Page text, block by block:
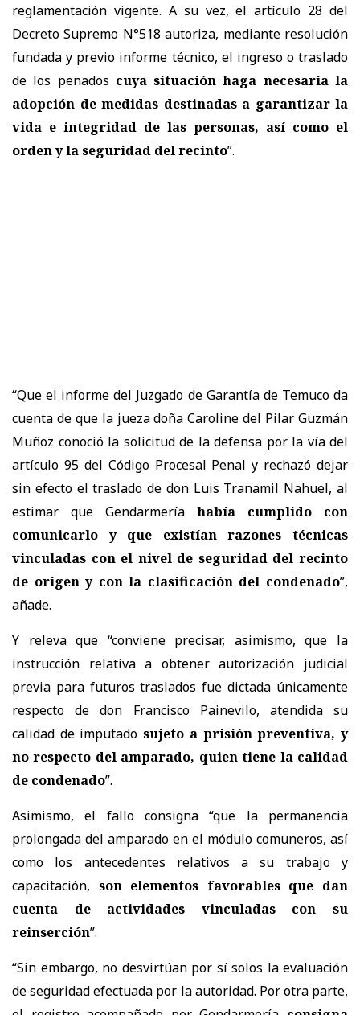
reglamentación vigente. A su vez, el artículo 28 del
Decreto Supremo N°518 autoriza, mediante resolución
fundada y previo informe técnico, el ingreso o traslado
de los penados cuya situación haga necesaria la
adopción de medidas destinadas a garantizar la
vida e integridad de las personas, así como el
orden y la seguridad del recinto”.
“Que el informe del Juzgado de Garantía de Temuco da
cuenta de que la jueza doña Caroline del Pilar Guzmán
Muñoz conoció la solicitud de la defensa por la vía del
artículo 95 del Código Procesal Penal y rechazó dejar
sin efecto el traslado de don Luis Tranamil Nahuel, al
estimar que Gendarmería había cumplido con
comunicarlo y que existían razones técnicas
vinculadas con el nivel de seguridad del recinto
de origen y con la clasificación del condenado”,
añade.
Y releva que “conviene precisar, asimismo, que la
instrucción relativa a obtener autorización judicial
previa para futuros traslados fue dictada únicamente
respecto de don Francisco Painevilo, atendida su
calidad de imputadosujeto a prisión preventiva, y
no respecto del amparado, quien tiene la calidad
de condenado”.
Asimismo, el fallo consigna “que la permanencia
prolongada del amparado en el módulo comuneros, así
como los antecedentes relativos a su trabajo y
capacitación, son elementos favorables que dan
cuenta de actividades vinculadas con su
reinserción”.
“Sin embargo, no desvirtúan por sí solos la evaluación
de seguridad efectuada por la autoridad. Por otra parte,